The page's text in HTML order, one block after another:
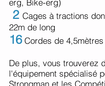
erg, Bike-erg)
2 Cages à tractions
22m de long
16Cordes de 4,5mètres
De plus, vous trouverez
l'équipement spécialisé
Strongman et les